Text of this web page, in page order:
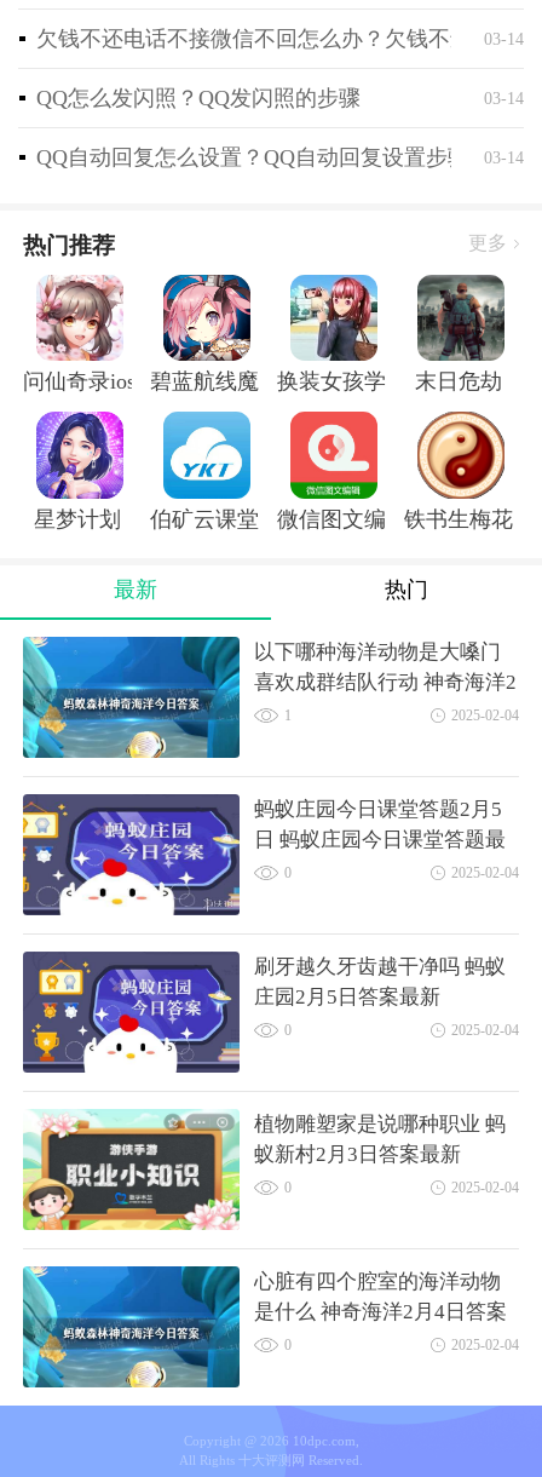
欠钱不还电话不接微信不回怎么办？欠钱不还电话
03-14
QQ怎么发闪照？QQ发闪照的步骤 03-14
QQ自动回复怎么设置？QQ自动回复设置步骤 03-14
热门推荐 更多
问仙奇录ios版碧蓝航线魔改r18全套补丁破解版
换装女孩学校 末日危劫
星梦计划 伯矿云课堂手机版微信图文编辑大师软件
铁书生梅花
最新 热门
以下哪种海洋动物是大嗓门
喜欢成群结队行动 神奇海洋2
月3日答案
1 2025-02-04
蚂蚁庄园今日课堂答题2月5
日 蚂蚁庄园今日课堂答题最
新答案
0 2025-02-04
刷牙越久牙齿越干净吗 蚂蚁
庄园2月5日答案最新
0 2025-02-04
植物雕塑家是说哪种职业 蚂
蚁新村2月3日答案最新
0 2025-02-04
心脏有四个腔室的海洋动物
是什么 神奇海洋2月4日答案
最新
0 2025-02-04
Copyright @ 2026 10dpc.com,
All Rights 十大评测网 Reserved.